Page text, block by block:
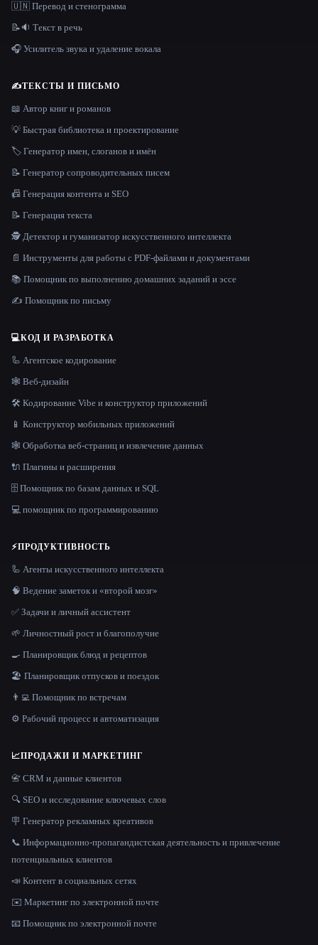
🇺🇳 Перевод и стенограмма
📝🔉 Текст в речь
🎧 Усилитель звука и удаление вокала
✍️ТЕКСТЫ И ПИСЬМО
📖 Автор книг и романов
💡 Быстрая библиотека и проектирование
🏷️ Генератор имен, слоганов и имён
📝 Генератор сопроводительных писем
📠 Генерация контента и SEO
📝 Генерация текста
🕵️ Детектор и гуманизатор искусственного интеллекта
📄 Инструменты для работы с PDF-файлами и документами
📚 Помощник по выполнению домашних заданий и эссе
✍️ Помощник по письму
💻КОД И РАЗРАБОТКА
🦾 Агентское кодирование
🕸 Веб-дизайн
🛠️ Кодирование Vibe и конструктор приложений
📱 Конструктор мобильных приложений
🕸️ Обработка веб-страниц и извлечение данных
🔌 Плагины и расширения
🗄️ Помощник по базам данных и SQL
💻 помощник по программированию
⚡ПРОДУКТИВНОСТЬ
🦾 Агенты искусственного интеллекта
🧠 Ведение заметок и «второй мозг»
✅ Задачи и личный ассистент
🌱 Личностный рост и благополучие
🍳 Планировщик блюд и рецептов
🏖 Планировщик отпусков и поездок
👨‍💻 Помощник по встречам
⚙️ Рабочий процесс и автоматизация
📈ПРОДАЖИ И МАРКЕТИНГ
📇 CRM и данные клиентов
🔍 SEO и исследование ключевых слов
🪧 Генератор рекламных креативов
📞 Информационно-пропагандистская деятельность и привлечение
потенциальных клиентов
📣 Контент в социальных сетях
✉️ Маркетинг по электронной почте
📧 Помощник по электронной почте